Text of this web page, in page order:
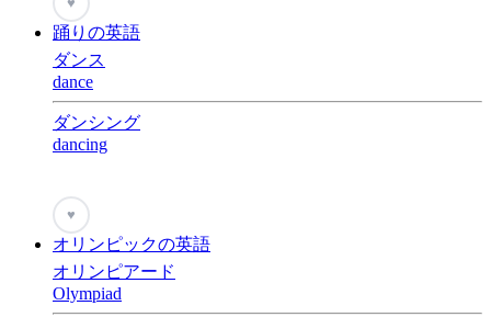
踊りの英語
ダンス
dance
ダンシング
dancing
♥
オリンピックの英語
オリンピアード
Olympiad